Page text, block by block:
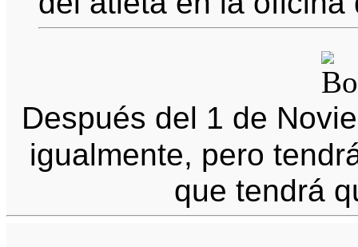
Después del 1 de
igualmente, pero
que tendrá